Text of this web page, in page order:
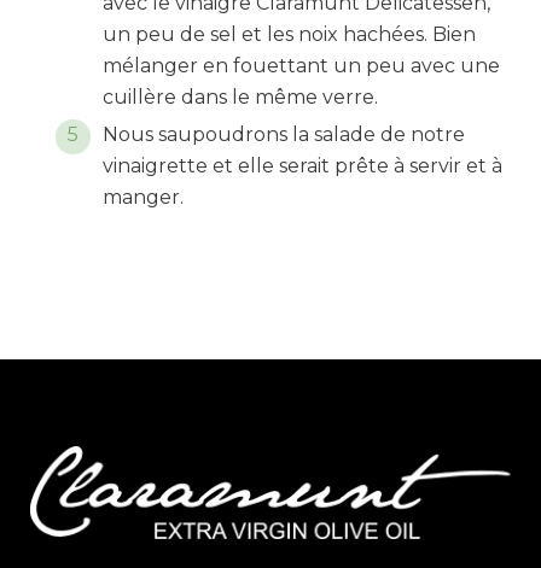
un peu de sel et les noix hachées. Bien
mélanger en fouettant un peu avec une
cuillère dans le même verre.
Nous saupoudrons la salade de notre
vinaigrette et elle serait prête à servir et à
manger.